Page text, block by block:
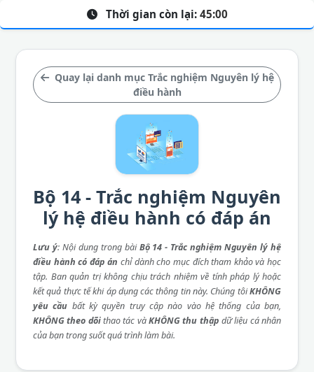
Quay lại danh mục Trắc nghiệm Nguyên lý hệ
điều hành
Bộ 14 - Trắc nghiệm Nguyên
lý hệ điều hành có đáp án
Lưu ý: Nội dung trong bàiBộ 14 - Trắc nghiệm Nguyên lý hệ
điều hành có đáp án chỉ dành cho mục đích tham khảo và học
tập. Ban quản trị không chịu trách nhiệm về tính pháp lý hoặc
kết quả thực tế khi áp dụng các thông tin này. Chúng tôiKHÔNG
yêu cầu bất kỳ quyền truy cập nào vào hệ thống của bạn,
KHÔNG theo dõithao tác vàKHÔNG thu thập dữ liệu cá nhân
của bạn trong suốt quá trình làm bài.
Thời gian còn lại: 45:00